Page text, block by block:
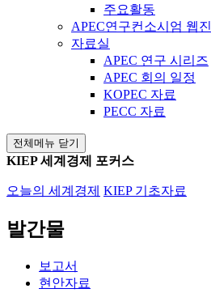
주요활동
APEC연구컨소시엄 웹진
자료실
APEC 연구 시리즈
APEC 회의 일정
KOPEC 자료
PECC 자료
전체메뉴 닫기
KIEP 세계경제 포커스
오늘의 세계경제 KIEP 기초자료
발간물
보고서
현안자료